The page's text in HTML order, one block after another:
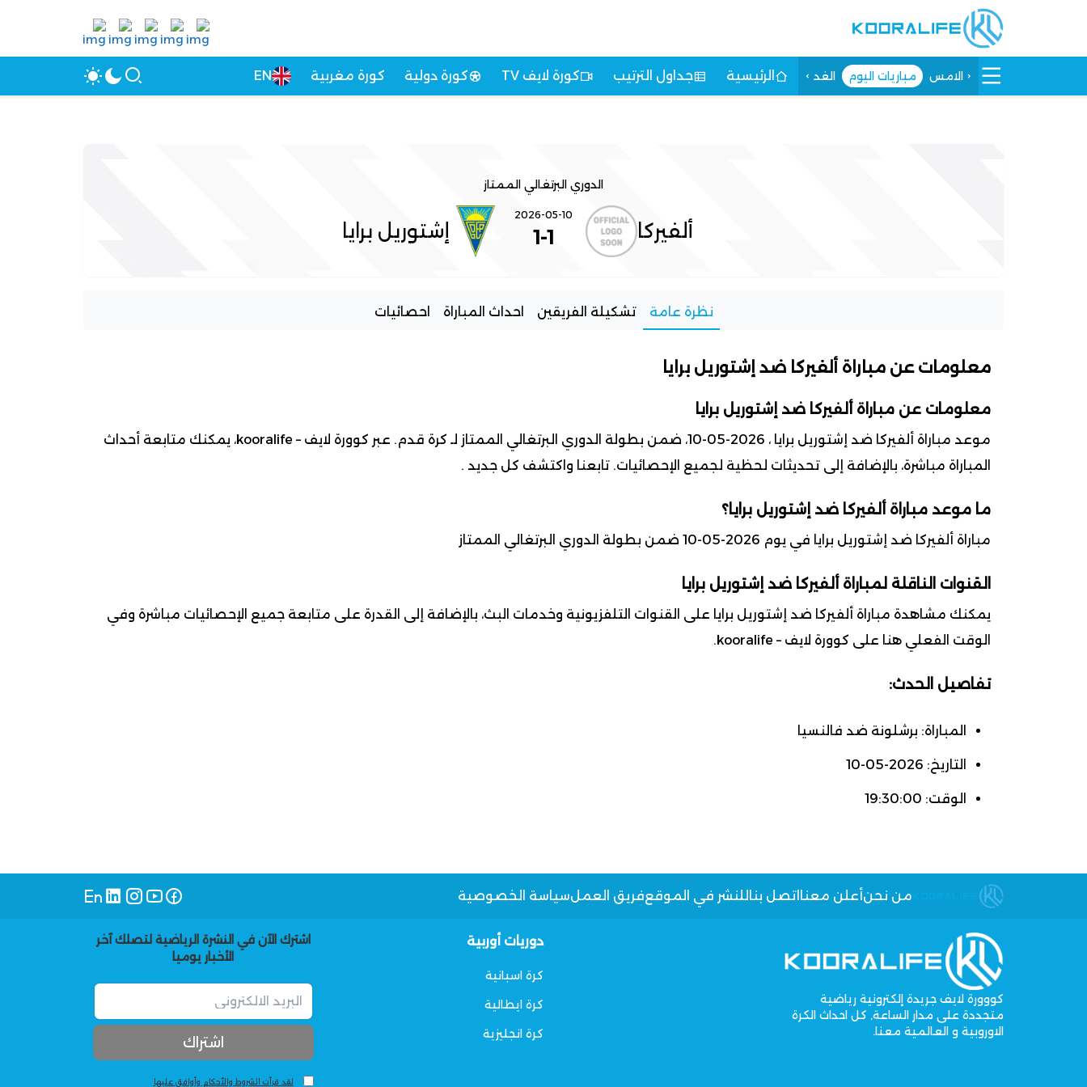
الامس مباريات اليوم الغد الرئيسية جداول الترتيب كورة لايف TV كورة دولية كورة مغربية EN
الدوري البرتغالي الممتاز
ألفيركا
2026-05-10
1
-
1 إشتوريل برايا
نظرة عامة تشكيلة الفريقين احداث المباراة احصائيات
معلومات عن مباراة ألفيركا ضد إشتوريل برايا
معلومات عن مباراة ألفيركا ضد إشتوريل برايا
موعد مباراة ألفيركا ضد إشتوريل برايا ، 2026-05-10، ضمن بطولة الدوري البرتغالي الممتاز لـ كرة قدم. عبر كوورة لايف – kooralife، يمكنك متابعة أحداث
المباراة مباشرة، بالإضافة إلى تحديثات لحظية لجميع الإحصائيات. تابعنا واكتشف كل جديد .
ما موعد مباراة ألفيركا ضد إشتوريل برايا؟
مباراة ألفيركا ضد إشتوريل برايا في يوم 2026-05-10 ضمن بطولة الدوري البرتغالي الممتاز
القنوات الناقلة لمباراة ألفيركا ضد إشتوريل برايا
يمكنك مشاهدة مباراة ألفيركا ضد إشتوريل برايا على القنوات التلفزيونية وخدمات البث، بالإضافة إلى القدرة على متابعة جميع الإحصائيات مباشرة وفي
الوقت الفعلي هنا على كوورة لايف – kooralife.
تفاصيل الحدث:
المباراة: برشلونة ضد فالنسيا
التاريخ: 2026-05-10
الوقت: 19:30:00
من نحنأعلن معنا اتصل بنا للنشر في الموقعفريق العملسياسة الخصوصية
كووورة لايف جريدة إلكترونية رياضية
متجددة على مدار الساعة, كل احداث الكرة
الاوروبية و العالمية معنا.
دوريات أوربية
كرة اسبانية
كرة ايطالية
كرة انجليزية
اشترك الآن في النشرة الرياضية لتصلك آخر
الأخبار يوميا
لقد قرأت الشروط والأحكام وأوافق عليها